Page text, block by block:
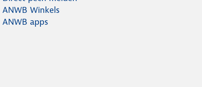
ANWB Winkels
ANWB apps